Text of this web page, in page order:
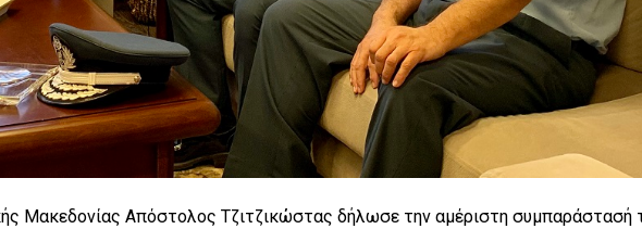
Μακεδονίας Απόστολος Τζιτζικώστας δήλωσε την αμέριστη συμπαράστασή